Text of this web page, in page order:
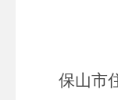
保山市